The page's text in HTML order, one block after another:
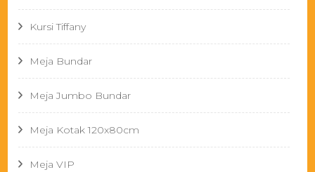
Kursi Tiffany
Meja Bundar
Meja Jumbo Bundar
Meja Kotak 120x80cm
Meja VIP